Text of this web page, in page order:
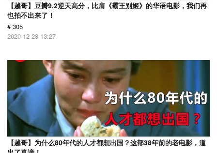
【越哥】豆瓣9.2逆天高分，比肩《霸王别姬》的华语电影，我们再
也拍不出来了！
# 305
2020-12-28 13:27
【越哥】为什么80年代的人才都想出国？这部38年前的老电影，道